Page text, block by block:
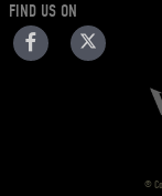
FIND US ON
©